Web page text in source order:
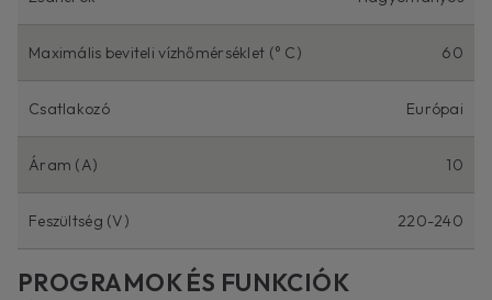
Maximális beviteli vízhőmérséklet (° C) 60
Csatlakozó Európai
Áram (A) 10
Feszültség (V) 220-240
PROGRAMOK ÉS FUNKCIÓK